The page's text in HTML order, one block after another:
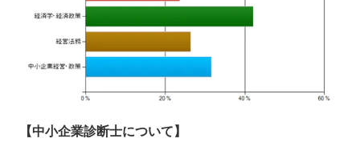
【中小企業診断士について】